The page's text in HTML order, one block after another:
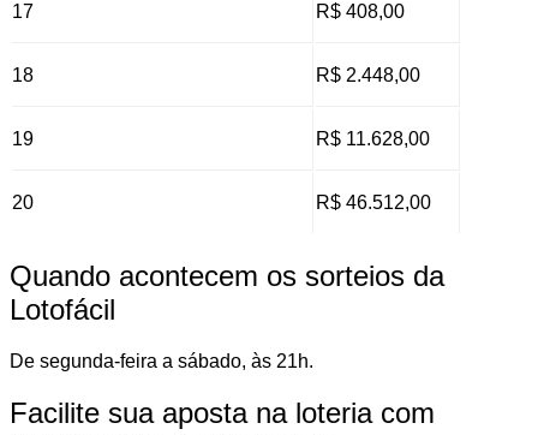
17 R$ 408,00
18 R$ 2.448,00
19 R$ 11.628,00
20 R$ 46.512,00
Quando acontecem os sorteios da
Lotofácil
De segunda-feira a sábado, às 21h.
Facilite sua aposta na loteria com